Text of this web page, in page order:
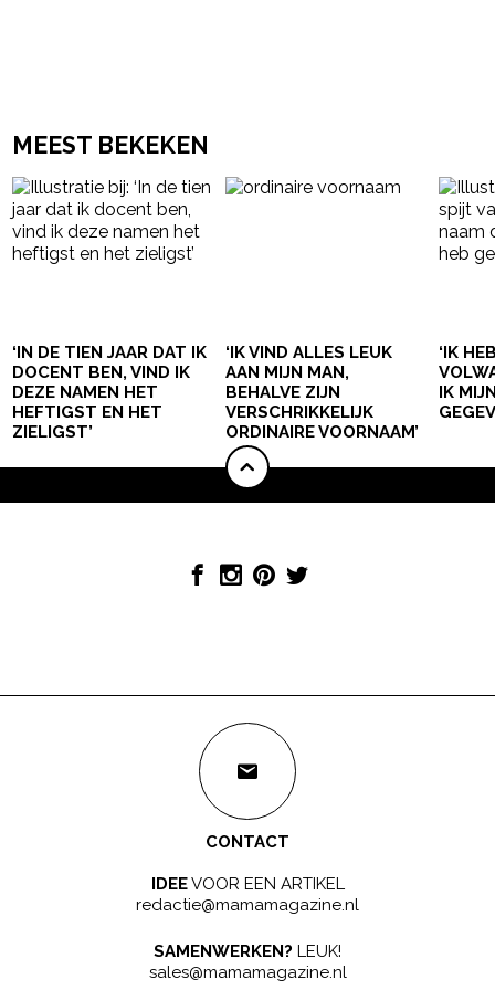
MEEST BEKEKEN
‘IN DE TIEN JAAR DAT IK
DOCENT BEN, VIND IK
DEZE NAMEN HET
HEFTIGST EN HET
ZIELIGST’
‘IK VIND ALLES LEUK
AAN MIJN MAN,
BEHALVE ZIJN
VERSCHRIKKELIJK
ORDINAIRE VOORNAAM’
‘IK
IK
CONTACT
IDEEVOOR EEN ARTIKEL
redactie@mamamagazine.nl
SAMENWERKEN? LEUK!
sales@mamamagazine.nl